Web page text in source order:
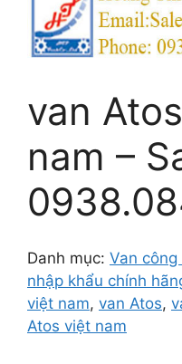
van
nam –
Danh mục: Van công
nhập khẩu chính
việt nam, van Atos,
Atos việt nam